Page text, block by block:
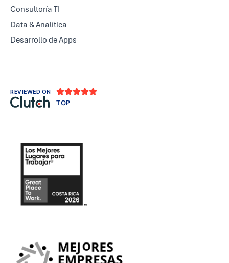
Consultoría TI
Data & Analítica
Desarrollo de Apps
REVIEWED ON 
TOP